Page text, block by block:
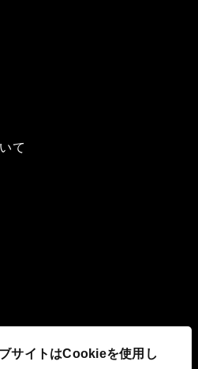
サイトはCookieを使用し
て
組み